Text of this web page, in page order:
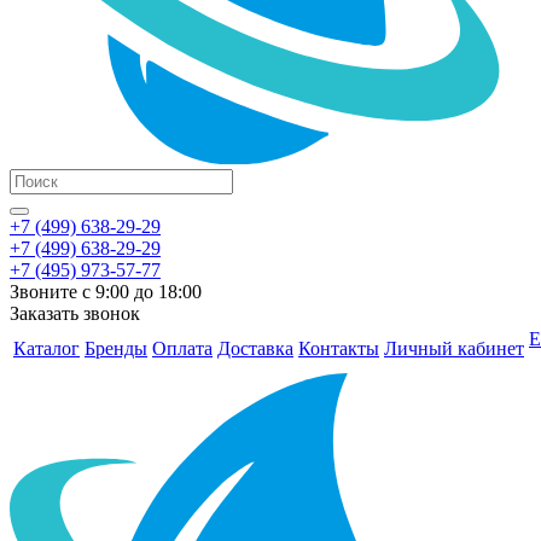
+7 (499) 638-29-29
+7 (499) 638-29-29
+7 (495) 973-57-77
Звоните с 9:00 до 18:00
Заказать звонок
Каталог Бренды Оплата Доставка Контакты Личный кабинет